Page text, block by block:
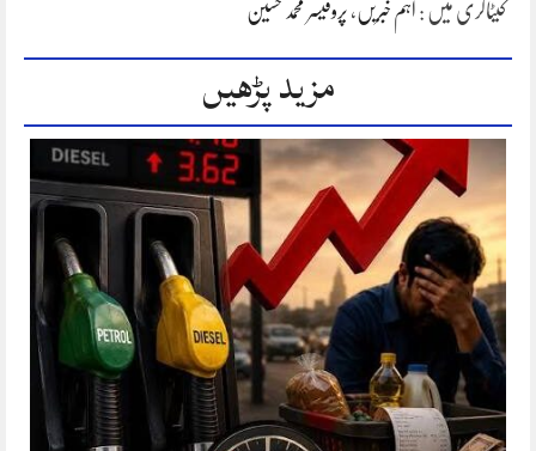
کیٹاگری میں : اہم خبریں ، پروفیسر محمد حسین
مزید پڑھیں